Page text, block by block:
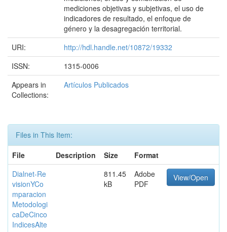
mediciones objetivas y subjetivas, el uso de
indicadores de resultado, el enfoque de
género y la desagregación territorial.
URI:
http://hdl.handle.net/10872/19332
ISSN:
1315-0006
Appears in
Collections:
Artículos Publicados
Files in This Item:
File
Description Size
Format
Dialnet-Re
visionYCo
mparacion
Metodologi
caDeCinco
IndicesAlte
811.45
kB
Adobe
PDF
View/Open